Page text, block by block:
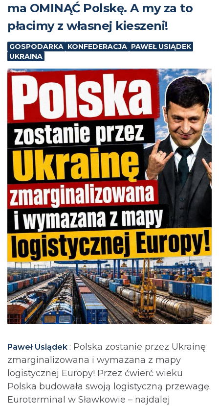
ma OMINĄĆ Polskę. A my za to
płacimy z własnej kieszeni!
GOSPODARKA KONFEDERACJA PAWEŁ USIĄDEK
UKRAINA
Paweł Usiądek : Polska zostanie przez Ukrainę
zmarginalizowana i wymazana z mapy
logistycznej Europy! Przez ćwierć wieku
Polska budowała swoją logistyczną przewagę.
Euroterminal w Sławkowie – najdalej